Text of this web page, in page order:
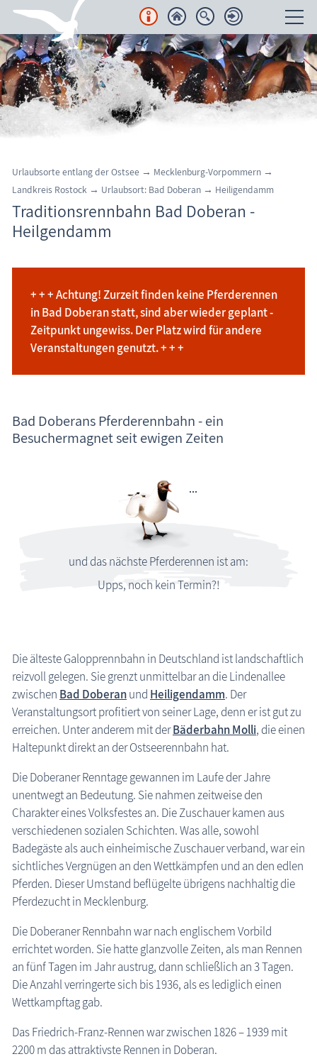
Unterkünfte
Regionales
Urlaubsorte
Karten
Wissenswertes
Veranstaltungen
Blog
Bad-Doberan: Pferderennbahn Heiligendamm
Urlaubsorte entlang der Ostsee → Mecklenburg-Vorpommern →
Landkreis Rostock → Urlaubsort: Bad Doberan → Heiligendamm
Traditionsrennbahn Bad Doberan -
Heilgendamm
+ + + Achtung! Zurzeit finden keine Pferderennen
in Bad Doberan statt, sind aber wieder geplant -
Zeitpunkt ungewiss. Der Platz wird für andere
Veranstaltungen genutzt. + + +
Bad Doberans Pferderennbahn - ein
Besuchermagnet seit ewigen Zeiten
und das nächste Pferderennen ist am:
Upps, noch kein Termin?!
Die älteste Galopprennbahn in Deutschland ist landschaftlich
reizvoll gelegen. Sie grenzt unmittelbar an die Lindenallee
zwischen Bad Doberanund Heiligendamm. Der
Veranstaltungsort profitiert von seiner Lage, denn er ist gut zu
erreichen. Unter anderem mit derBäderbahn Molli, die einen
Haltepunkt direkt an der Ostseerennbahn hat.
Die Doberaner Renntage gewannen im Laufe der Jahre
unentwegt an Bedeutung. Sie nahmen zeitweise den
Charakter eines Volksfestes an. Die Zuschauer kamen aus
verschiedenen sozialen Schichten. Was alle, sowohl
Badegäste als auch einheimische Zuschauer verband, war ein
sichtliches Vergnügen an den Wettkämpfen und an den edlen
Pferden. Dieser Umstand beflügelte übrigens nachhaltig die
Pferdezucht in Mecklenburg.
Die Doberaner Rennbahn war nach englischem Vorbild
errichtet worden. Sie hatte glanzvolle Zeiten, als man Rennen
an fünf Tagen im Jahr austrug, dann schließlich an 3 Tagen.
Die Anzahl verringerte sich bis 1936, als es lediglich einen
Wettkampftag gab.
Das Friedrich-Franz-Rennen war zwischen 1826 – 1939 mit
2200 m das attraktivste Rennen in Doberan.